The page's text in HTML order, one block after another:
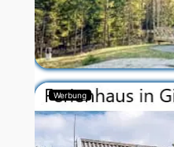
Werbung